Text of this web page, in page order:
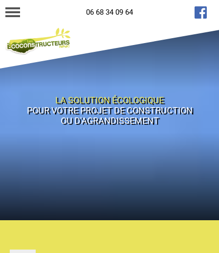
06 68 34 09 64
LA SOLUTION ÉCOLOGIQUE
POUR VOTRE PROJET DE CONSTRUCTION
OU D'AGRANDISSEMENT